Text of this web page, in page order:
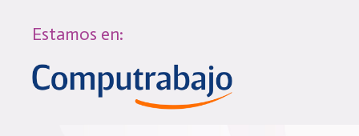
Estamos en: